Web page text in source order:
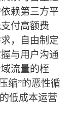
赖第三方平
付高额费
，自由制定
与用户沟通
流量的桎
缩”的恶性循
低成本运营